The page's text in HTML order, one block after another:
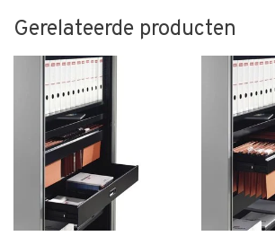
Gerelateerde producten